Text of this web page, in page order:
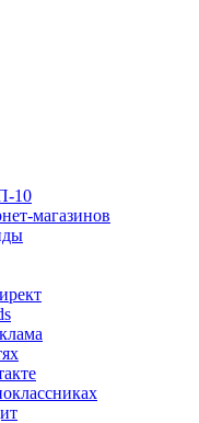
10
магазинов